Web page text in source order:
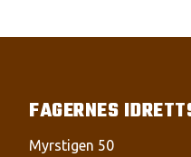
FAGERNES
Myrstigen 50